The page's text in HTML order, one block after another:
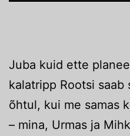
Juba kuid ette
kalatripp Rootsi saab
õhtul, kui me samas
– mina, Urmas ja